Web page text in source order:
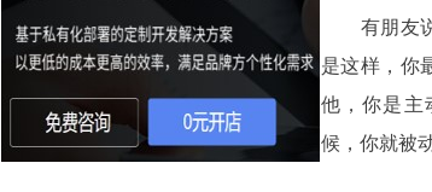
有朋友说
是这样，你
他，你是主
候，你就被